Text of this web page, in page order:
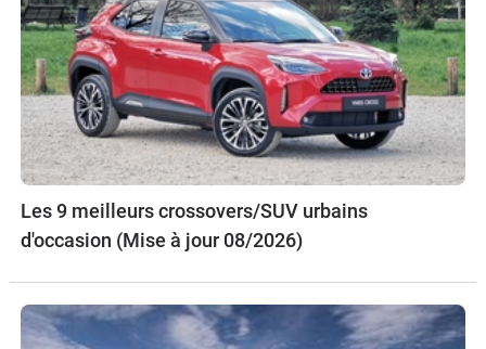
Les 9 meilleurs crossovers/SUV urbains
d'occasion (Mise à jour 08/2026)